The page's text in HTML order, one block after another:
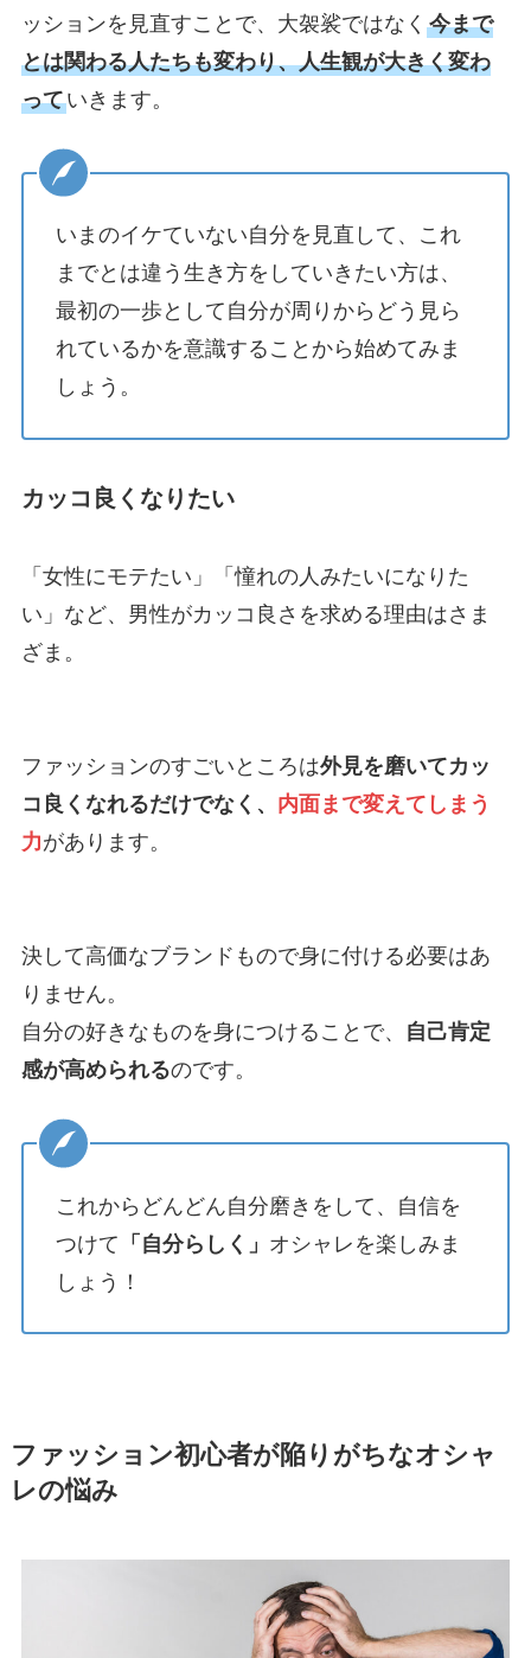
ッションを見直すことで、大袈裟ではなく 今まで
とは関わる人たちも変わり、人生観が大きく変わ
っていきます。
いまのイケていない自分を見直して、これ
までとは違う生き方をしていきたい方は、
最初の一歩として自分が周りからどう見ら
れているかを意識することから始めてみま
しょう。
カッコ良くなりたい
「女性にモテたい」「憧れの人みたいになりた
い」など、男性がカッコ良さを求める理由はさま
ざま。
ファッションのすごいところは外見を磨いてカッ
コ良くなれるだけでなく、 内面まで変えてしまう
力があります。
決して高価なブランドもので身に付ける必要はあ
りません。
自分の好きなものを身につけることで、
自己肯定
感が高められるのです。
これからどんどん自分磨きをして、自信を
つけて 「自分らしく」 オシャレを楽しみま
しょう！
ファッション初心者が陥りがちなオシャ
レの悩み